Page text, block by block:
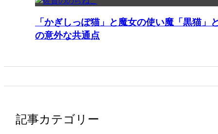
「かぎしっぽ猫」と魔女の使い魔「黒猫」
の意外な共通点
記事カテゴリー